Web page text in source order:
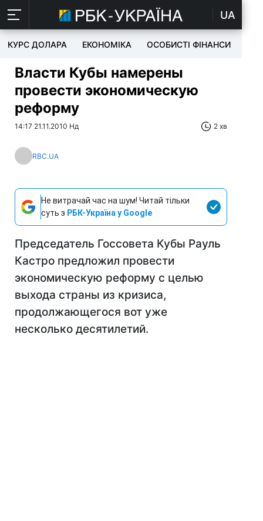
UA
КУРС ДОЛАРА ЕКОНОМІКА ОСОБИСТІ ФІНАНСИ
Власти Кубы намерены
провести экономическую
реформу
14:17 21.11.2010 Нд 2 хв
RBC.UA
Не витрачай час на шум! Читай тільки
суть з РБК-Україна у Google
Председатель Госсовета Кубы Рауль
Кастро предложил провести
экономическую реформу с целью
выхода страны из кризиса,
продолжающегося вот уже
несколько десятилетий.